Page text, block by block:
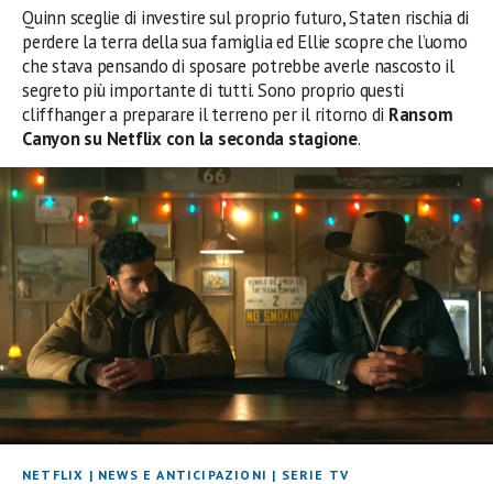
Quinn sceglie di investire sul proprio futuro, Staten rischia di
perdere la terra della sua famiglia ed Ellie scopre che l’uomo
che stava pensando di sposare potrebbe averle nascosto il
segreto più importante di tutti. Sono proprio questi
cliffhanger a preparare il terreno per il ritorno di Ransom
Canyon su Netflix con la seconda stagione.
NETFLIX | NEWS E ANTICIPAZIONI | SERIE TV